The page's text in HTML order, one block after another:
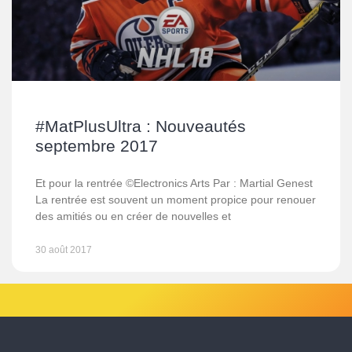
#MatPlusUltra : Nouveautés
septembre 2017
Et pour la rentrée ©Electronics Arts Par : Martial Genest
La rentrée est souvent un moment propice pour renouer
des amitiés ou en créer de nouvelles et
30 août 2017